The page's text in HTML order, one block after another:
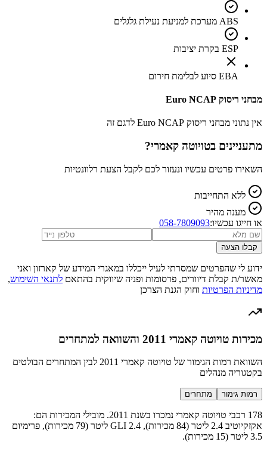
ABS מערכת למניעת נעילת גלגלים
ESP בקרת יציבות
EBA סיוע לבלימת חירום
מבחני ריסוק Euro NCAP
אין נתוני מבחני ריסוק Euro NCAP לדגם זה
מתעניינים בטויוטה קאמרי?
השאירו פרטים עכשיו ונעזור לכם לקבל הצעת רלוונטיות
ללא התחייבות
מענה מהיר
או חייגו עכשיו:058-7809093
קבלו הצעה
ידוע לי שהפרטים שמסרתי לעיל ייכללו במאגרי המידע של קארזון ואני
מאשר/ת קבלת דיוורים, פרסומות ופניה שיווקית בהתאם לתנאי השימוש,
מדיניות הפרטיות וחוק הגנת הצרכן
מכירות טויוטה קאמרי 2011 והשוואה למתחרים
השוואת רמות הגימור של טויוטה קאמרי 2011 לבין המתחרים הבולטים
בקטגוריה מנהלים
רמות גימור מתחרים
178 רכבי טויוטה קאמרי נמכרו בשנת 2011. מובילי המכירות הם:
אקזקיוטיב 2.4 ליטר (84 מכירות), GLI 2.4 ליטר (79 מכירות), פרימיום
3.5 ליטר (15 מכירות).